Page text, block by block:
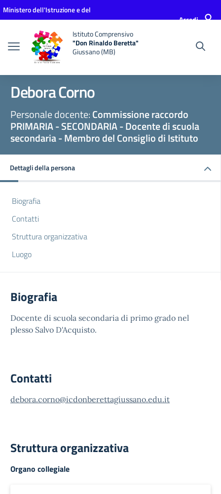
Vai ai contenuti
Vai al menu di navigazione
Vai al footer
Ministero dell'Istruzione e del
Accedi
Istituto Comprensivo
"Don Rinaldo Beretta"
Giussano (MB)
Debora Corno
Personale docente:Commissione raccordo
PRIMARIA - SECONDARIA - Docente di scuola
secondaria - Membro del Consiglio di Istituto
Dettagli della persona
Biografia
Contatti
Struttura organizzativa
Luogo
Biografia
Docente di scuola secondaria di primo grado nel
plesso Salvo D'Acquisto.
Contatti
debora.corno@icdonberettagiussano.edu.it
Struttura organizzativa
Organo collegiale